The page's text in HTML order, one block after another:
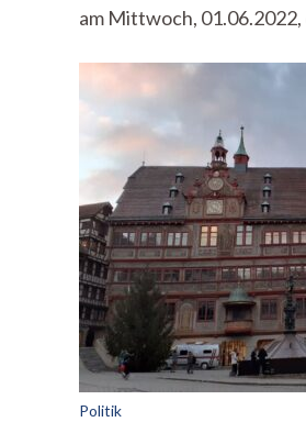
am Mittwoch,
Politik